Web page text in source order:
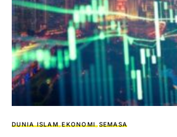
DUNIA ISLAM EKONOMI SEMASA